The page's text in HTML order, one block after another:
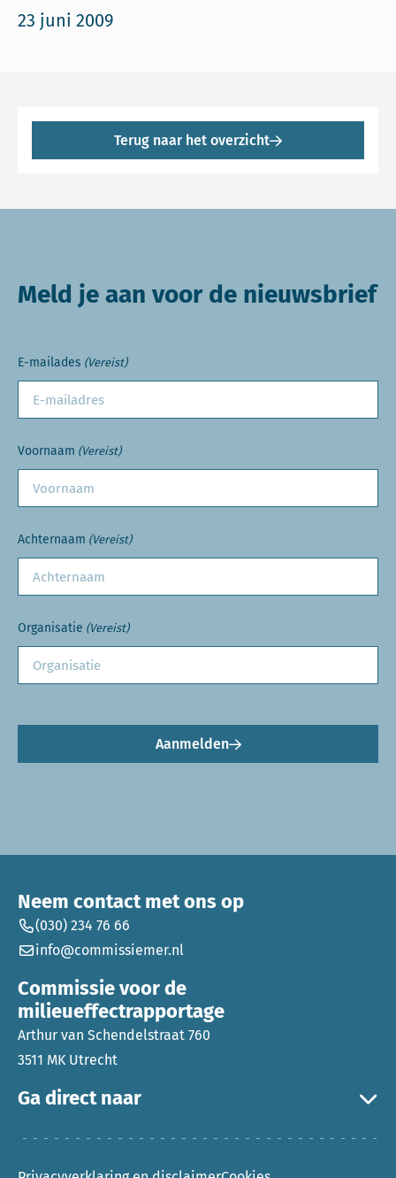
23 juni 2009
Terug naar het overzicht
Meld je aan voor de nieuwsbrief
E-mailades (Vereist)
Voornaam (Vereist)
Achternaam (Vereist)
Organisatie (Vereist)
Aanmelden
Ga direct naar
Neem contact met ons op
(030) 234 76 66
info@commissiemer.nl
Commissie voor de
milieueffectrapportage
Arthur van Schendelstraat 760
3511 MK Utrecht